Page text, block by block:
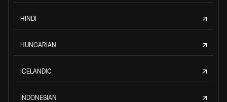
HINDI
HUNGARIAN
ICELANDIC
INDONESIAN